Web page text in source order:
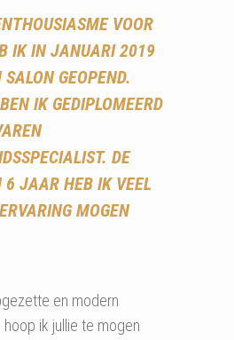
VOOR
IK IN JANUARI 2019
GEOPEND.
IK GEDIPLOMEERD
DE
6 JAAR HEB IK VEEL
MOGEN
en modern
ik jullie te mogen